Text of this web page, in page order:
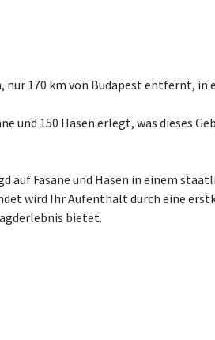
nur 170 km von Budapest entfernt,
und 150 Hasen erlegt, was dieses
auf Fasane und Hasen in einem
wird Ihr Aufenthalt durch eine
bietet.